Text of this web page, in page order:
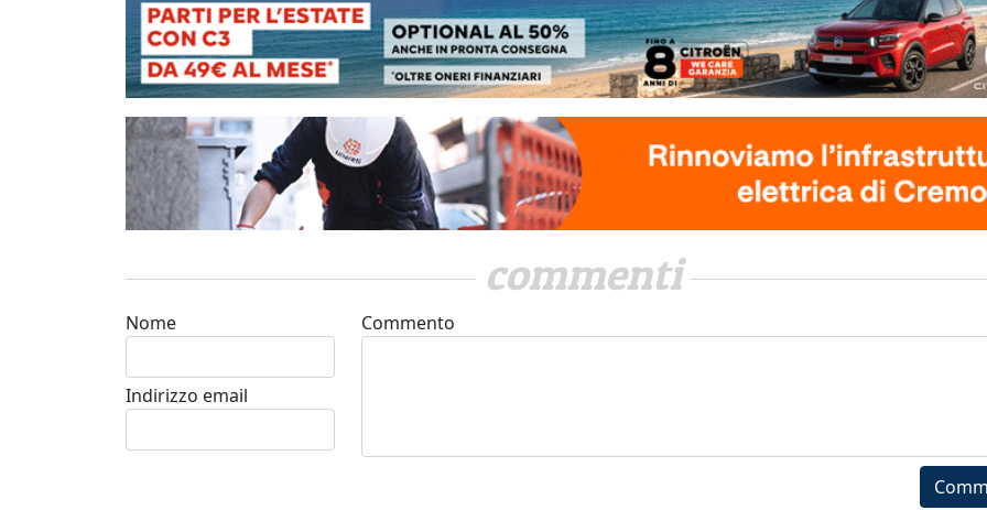
commenti
Nome
Indirizzo email
Commento